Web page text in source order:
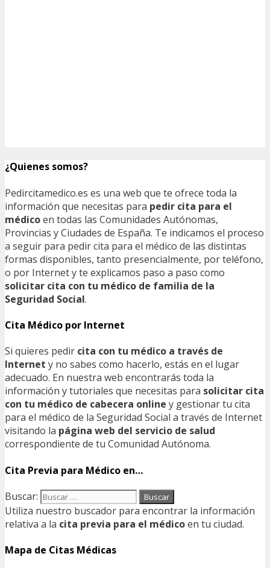
¿Quienes somos?
Pedircitamedico.es es una web que te ofrece toda la
información que necesitas para pedir cita para el
médicoen todas las Comunidades Autónomas,
Provincias y Ciudades de España. Te indicamos el proceso
a seguir para pedir cita para el médico de las distintas
formas disponibles, tanto presencialmente, por teléfono,
o por Internet y te explicamos paso a paso como
solicitar cita con tu médico de familia de la
Seguridad Social.
Cita Médico por Internet
Si quieres pedir cita con tu médico a través de
Internet y no sabes como hacerlo, estás en el lugar
adecuado. En nuestra web encontrarás toda la
información y tutoriales que necesitas para solicitar cita
con tu médico de cabecera online y gestionar tu cita
para el médico de la Seguridad Social a través de Internet
visitando la página web del servicio de salud
correspondiente de tu Comunidad Autónoma.
Cita Previa para Médico en…
Buscar:
Utiliza nuestro buscador para encontrar la información
relativa a la cita previa para el médicoen tu ciudad.
Mapa de Citas Médicas